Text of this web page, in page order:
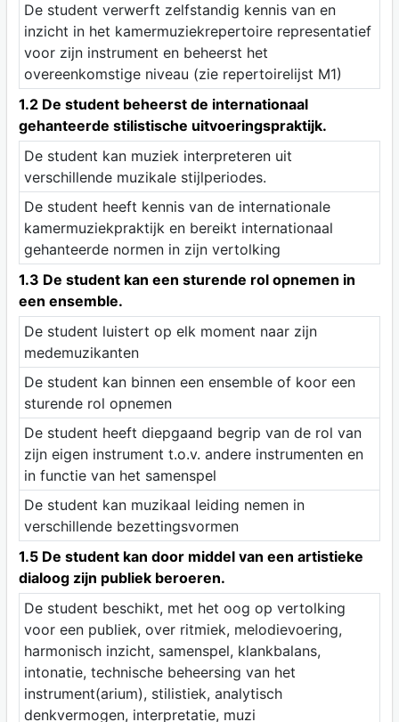
De student verwerft zelfstandig kennis van en
inzicht in het kamermuziekrepertoire representatief
voor zijn instrument en beheerst het
overeenkomstige niveau (zie repertoirelijst M1)
1.2 De student beheerst de internationaal
gehanteerde stilistische uitvoeringspraktijk.
De student kan muziek interpreteren uit
verschillende muzikale stijlperiodes.
De student heeft kennis van de internationale
kamermuziekpraktijk en bereikt internationaal
gehanteerde normen in zijn vertolking
1.3 De student kan een sturende rol opnemen in
een ensemble.
De student luistert op elk moment naar zijn
medemuzikanten
De student kan binnen een ensemble of koor een
sturende rol opnemen
De student heeft diepgaand begrip van de rol van
zijn eigen instrument t.o.v. andere instrumenten en
in functie van het samenspel
De student kan muzikaal leiding nemen in
verschillende bezettingsvormen
1.5 De student kan door middel van een artistieke
dialoog zijn publiek beroeren.
De student beschikt, met het oog op vertolking
voor een publiek, over ritmiek, melodievoering,
harmonisch inzicht, samenspel, klankbalans,
intonatie, technische beheersing van het
instrument(arium), stilistiek, analytisch
denkvermogen, interpretatie, muzi